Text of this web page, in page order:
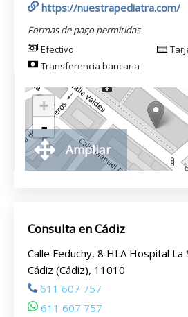
https://nuestrapediatra.com/
Formas de pago permitidas
Efectivo
Transferencia bancaria
+
-
Ampliar
Consulta en Cádiz
Calle Feduchy, 8 HLA Hospital La
Cádiz (Cádiz), 11010
611 607 757
611 607 757